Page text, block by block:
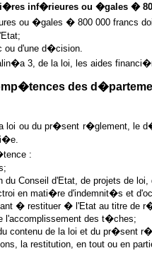
inf�rieures ou �gales �
ou �gales � 800 000 francs
ou d'une d�cision.
3, de la loi, les aides
des
loi ou du pr�sent r�glement,
:
Conseil d'Etat, de projets de
en mati�re d'indemnit�s et
� restituer � l'Etat au titre de
des t�ches;
de la loi et du pr�sent
la restitution, en tout ou en